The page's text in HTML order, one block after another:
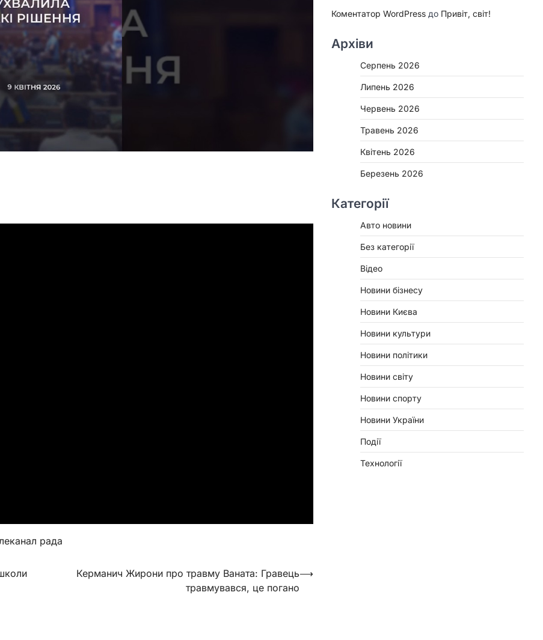
рада
Керманич Жирони про травму Ваната: Гравець
травмувався, це погано
⟶
Коментатор WordPress до Привіт, світ!
Архіви
Серпень 2026
Липень 2026
Червень 2026
Травень 2026
Квітень 2026
Березень 2026
Категорії
Авто новини
Без категорії
Відео
Новини бізнесу
Новини Києва
Новини культури
Новини політики
Новини світу
Новини спорту
Новини України
Події
Технології